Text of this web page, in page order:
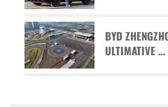
BYD
ULTIMATIVE …